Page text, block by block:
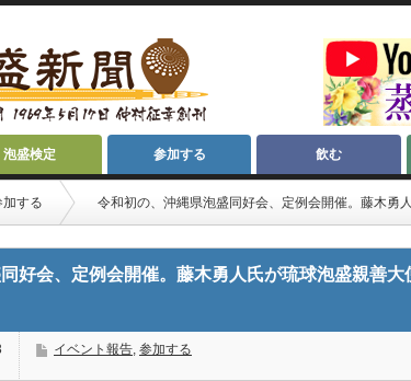
泡盛検定 参加する 飲む
加する 令和初の、沖縄県泡盛同好会、定例会開催。藤木勇
好会、定例会開催。藤木勇人氏が琉球泡盛親善大
イベント報告, 参加する